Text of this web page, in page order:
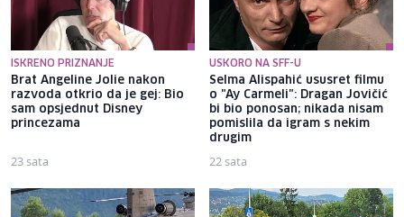
ISKRENO PRIZNANJE
Brat Angeline Jolie nakon
razvoda otkrio da je gej: Bio
sam opsjednut Disney
princezama
23 sata
USKORO NA SFF-U
Selma Alispahić ususret filmu
o "Ay Carmeli": Dragan Jovičić
bi bio ponosan; nikada nisam
pomislila da igram s nekim
drugim
22 sata